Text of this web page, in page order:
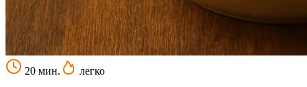
20 мин.
легко